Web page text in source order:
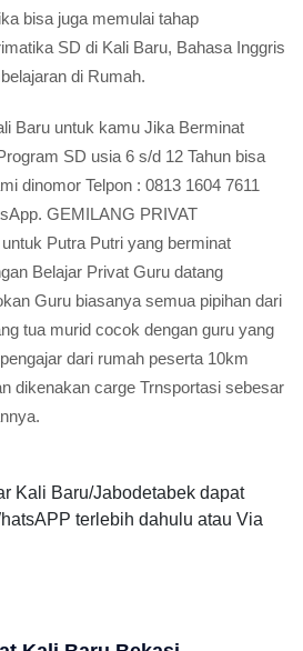
yang profesional hinga anak
dalam kemandirian karakteristik yang
anak menjadi lebih cerdas, Les
bisa juga memulai tahap
SD di Kali Baru, Bahasa Inggris
di Rumah.
Baru untuk kamu Jika Berminat
SD usia 6 s/d 12 Tahun bisa
dinomor Telpon : 0813 1604 7611
GEMILANG PRIVAT
Putra Putri yang berminat
Belajar Privat Guru datang
Guru biasanya semua pipihan dari
dikenakan carge Trnsportasi sebesar